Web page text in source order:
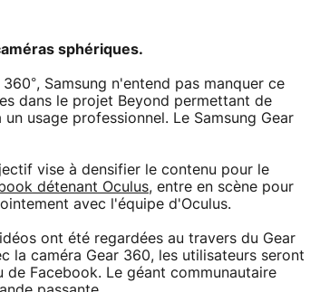
sphériques.
Samsung n'entend pas manquer ce
dans le projet Beyond permettant de
usage professionnel. Le Samsung Gear
vise à densifier le contenu pour le
détenant Oculus, entre en scène pour
avec l'équipe d'Oculus.
ont été regardées au travers du Gear
la caméra Gear 360, les utilisateurs seront
Facebook. Le géant communautaire